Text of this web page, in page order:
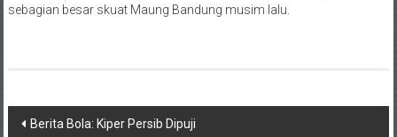
sebagian besar skuat Maung Bandung musim lalu.
Navigasi
Berita Bola: Kiper Persib Dipuji